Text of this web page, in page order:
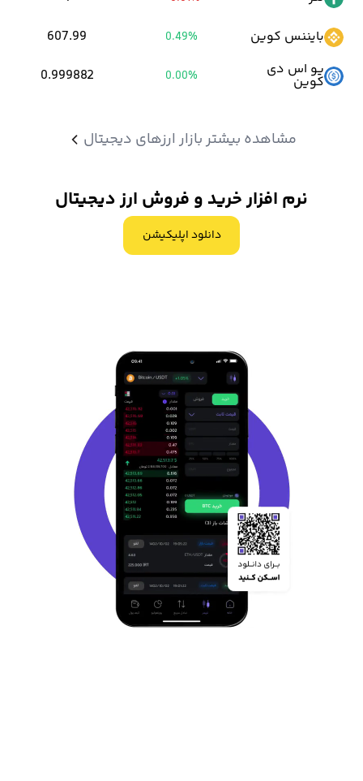
اما توجه داشته باشید که خرید و فروش ارزهای دیجیتال در این صرافی
مانند تمام پلتفرم های دیگر مشمول کارمزد است.
ویژگی های صرافی ارز دیجیتال ایرانی اوکی
یکی از مهمترین مزیت های صرافی اوکی اکسچنج، امنیت بالا این صرافی
بایننس کوین
0.49%
607.99
یو اس دی
کوین 0.00%
0.999882
مشاهده بیشتر بازار ارزهای دیجیتال
نرم افزار خرید و فروش ارز دیجیتال
دانلود اپلیکیشن